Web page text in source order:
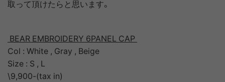
取って頂けたらと思います。
BEAR EMBROIDERY 6PANEL CAP
Col : White , Gray , Beige
Size : S , L
\9,900-(tax in)